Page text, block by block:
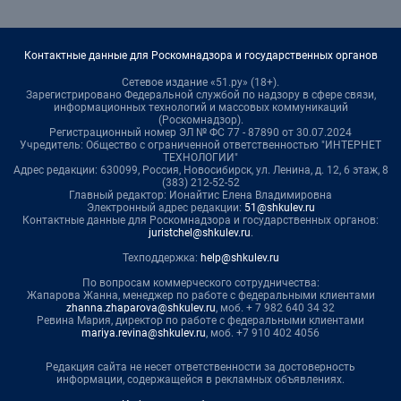
Контактные данные для Роскомнадзора и государственных органов
Сетевое издание «51.ру» (18+).
Зарегистрировано Федеральной службой по надзору в сфере связи,
информационных технологий и массовых коммуникаций
(Роскомнадзор).
Регистрационный номер ЭЛ № ФС 77 - 87890 от 30.07.2024
Учредитель: Общество с ограниченной ответственностью "ИНТЕРНЕТ
ТЕХНОЛОГИИ"
Адрес редакции: 630099, Россия, Новосибирск, ул. Ленина, д. 12, 6 этаж, 8
(383) 212-52-52
Главный редактор: Ионайтис Елена Владимировна
Электронный адрес редакции: 51@shkulev.ru
Контактные данные для Роскомнадзора и государственных органов:
juristchel@shkulev.ru.
Техподдержка: help@shkulev.ru
По вопросам коммерческого сотрудничества:
Жапарова Жанна, менеджер по работе с федеральными клиентами
zhanna.zhaparova@shkulev.ru, моб. + 7 982 640 34 32
Ревина Мария, директор по работе с федеральными клиентами
mariya.revina@shkulev.ru, моб. +7 910 402 4056
Редакция сайта не несет ответственности за достоверность
информации, содержащейся в рекламных объявлениях.